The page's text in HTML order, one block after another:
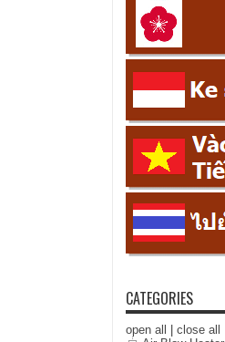
CATEGORIES
open all
close all